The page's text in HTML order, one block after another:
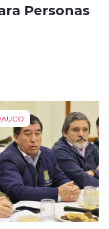
Personas